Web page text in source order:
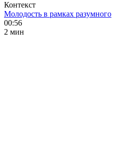
Контекст
Молодость в рамках разумного
00:56
2 мин